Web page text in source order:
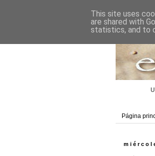
Página
This site uses
are shared with
statistics, and to